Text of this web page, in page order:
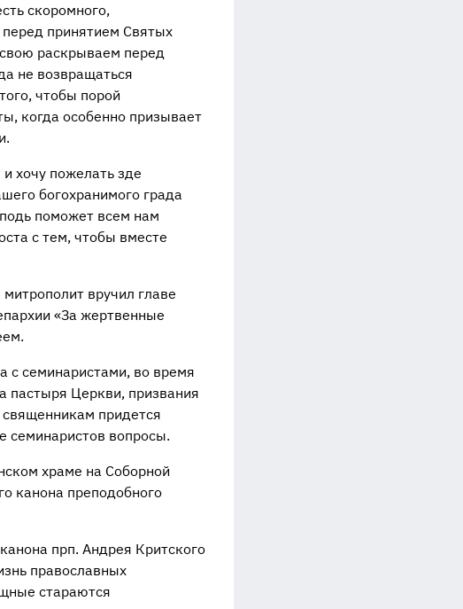
скоромного,
принятием Святых
раскрываем перед
не возвращаться
чтобы порой
когда особенно призывает
хочу пожелать зде
богохранимого града
поможет всем нам
с тем, чтобы вместе
вручил главе
«За жертвенные
с семинаристами, во время
пастыря Церкви, призвания
придется
семинаристов вопросы.
храме на Соборной
канона преподобного
прп. Андрея Критского
православных
стараются